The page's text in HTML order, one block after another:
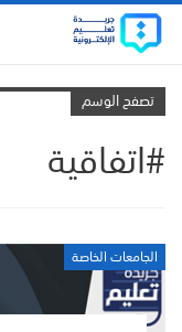
تصفح الوسم
#اتفاقية
الجامعات الخاصة